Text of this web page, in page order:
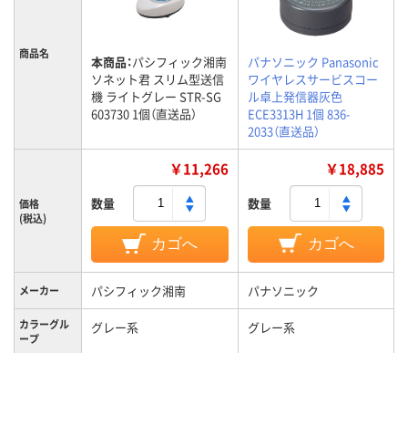
商品名 本商品：パシフィック湘南
ソネット君 スリム型送信
機 ライトグレー STR-SG
603730 1個（直送品）
パナソニック Panasonic
ワイヤレスサービスコー
ル卓上発信器灰色
ECE3313H 1個 836-
2033（直送品）
価格
(税込)
￥11,266
数量
カゴへ
￥18,885
数量
カゴへ
メーカー パシフィック湘南 パナソニック
カラーグル
ープ
グレー系 グレー系